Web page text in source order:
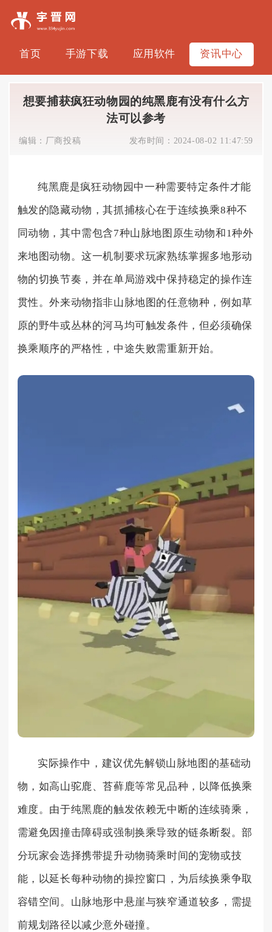
首页 手游下载 应用软件 资讯中心
想要捕获疯狂动物园的纯黑鹿有没有什么方
法可以参考
编辑： 厂商投稿 发布时间： 2024-08-02 11:47:59
纯黑鹿是疯狂动物园中一种需要特定条件才能
触发的隐藏动物，其抓捕核心在于连续换乘8种不
同动物，其中需包含7种山脉地图原生动物和1种外
来地图动物。这一机制要求玩家熟练掌握多地形动
物的切换节奏，并在单局游戏中保持稳定的操作连
贯性。外来动物指非山脉地图的任意物种，例如草
原的野牛或丛林的河马均可触发条件，但必须确保
换乘顺序的严格性，中途失败需重新开始。
实际操作中，建议优先解锁山脉地图的基础动
物，如高山驼鹿、苔藓鹿等常见品种，以降低换乘
难度。由于纯黑鹿的触发依赖无中断的连续骑乘，
需避免因撞击障碍或强制换乘导致的链条断裂。部
分玩家会选择携带提升动物骑乘时间的宠物或技
能，以延长每种动物的操控窗口，为后续换乘争取
容错空间。山脉地形中悬崖与狭窄通道较多，需提
前规划路径以减少意外碰撞。